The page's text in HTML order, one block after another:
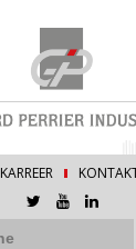
KARREER